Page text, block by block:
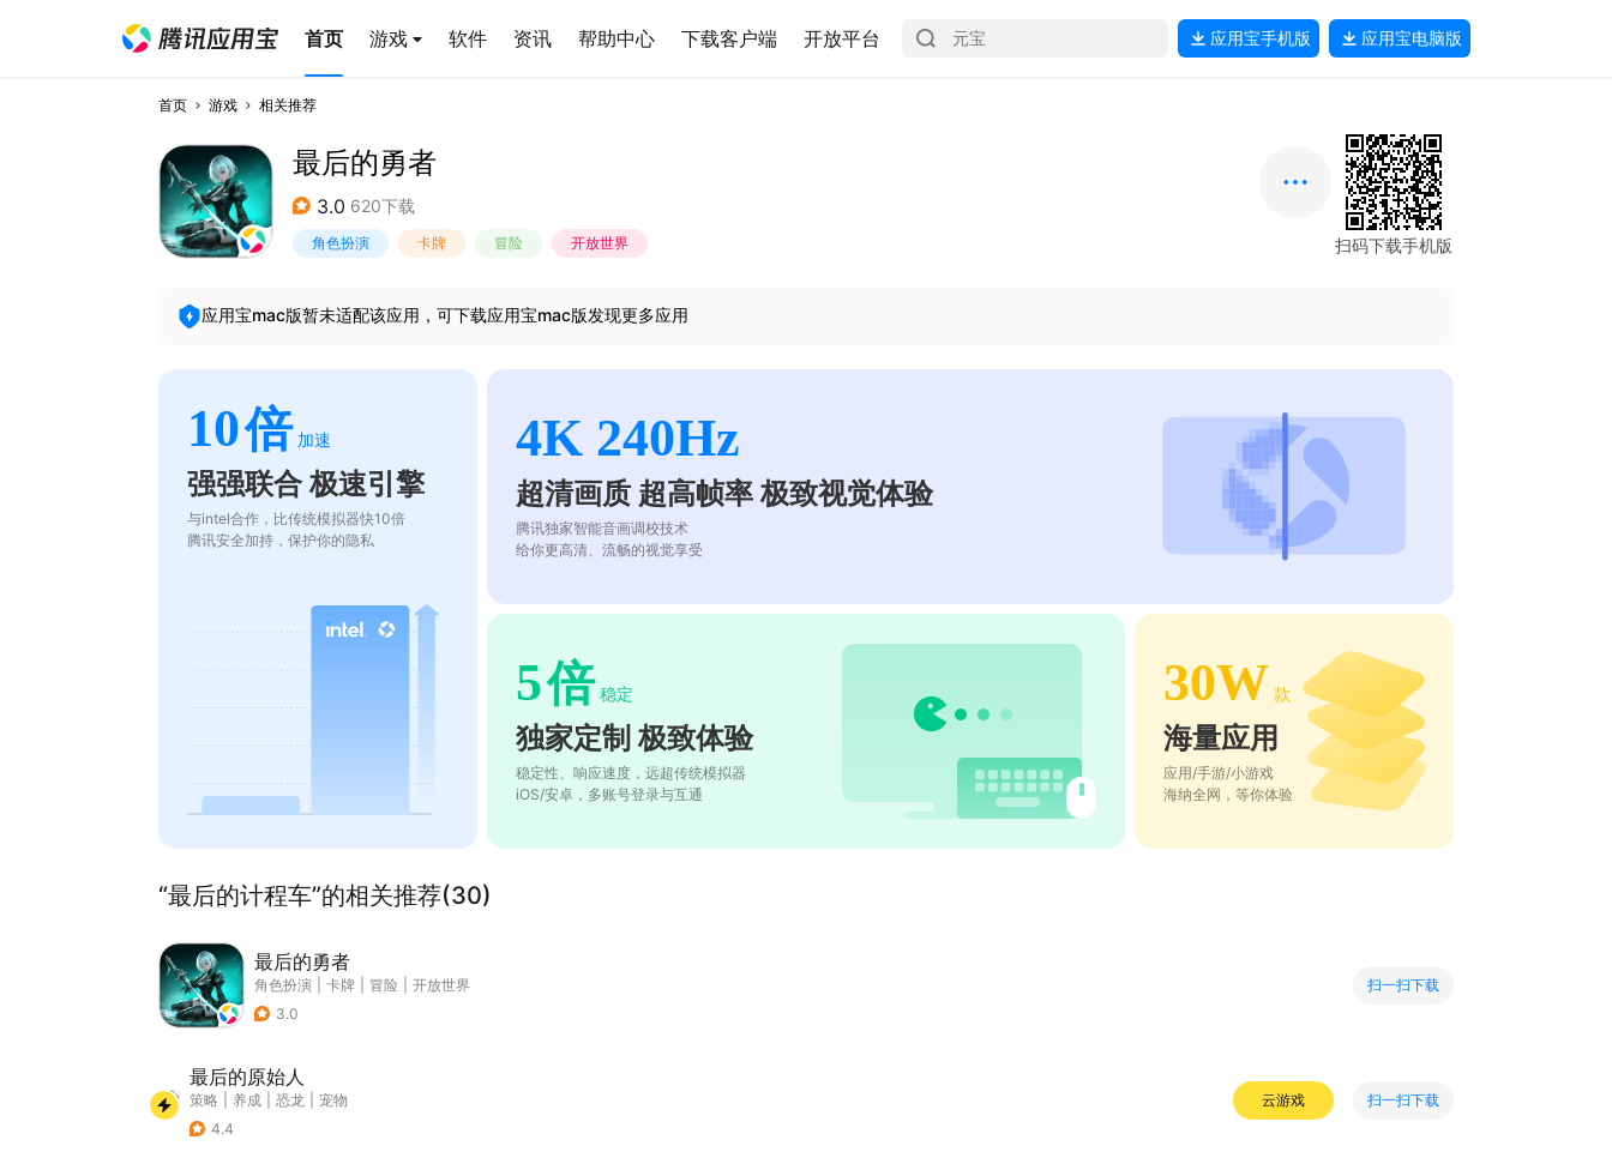
首页 游戏 软件 资讯 帮助中心 下载客户端 开放平台 应用宝手机版 应用宝电脑版
首页 游戏 相关推荐
最后的勇者
3.0 620下载
角色扮演 卡牌 冒险 开放世界 扫码下载手机版
应用宝mac版暂未适配该应用，可下载应用宝mac版发现更多应用
10倍 加速
强强联合 极速引擎
与intel合作，比传统模拟器快10倍
腾讯安全加持，保护你的隐私
4K 240Hz
超清画质 超高帧率 极致视觉体验
腾讯独家智能音画调校技术
给你更高清、流畅的视觉享受
5倍 稳定
独家定制 极致体验
稳定性、响应速度，远超传统模拟器
iOS/安卓，多账号登录与互通
30W 款
海量应用
应用/手游/小游戏
海纳全网，等你体验
“最后的计程车”的相关推荐(30)
最后的勇者
角色扮演 卡牌 冒险
开放世界
3.0
扫一扫下载
最后的原始人
策略 养成 恐龙
宠物
4.4
云游戏 扫一扫下载